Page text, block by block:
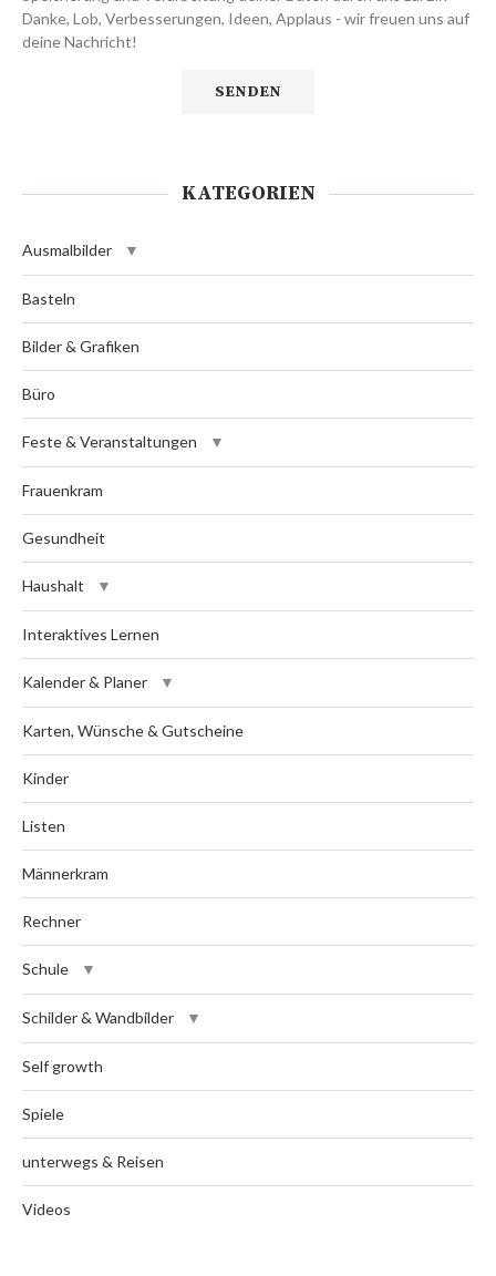
Danke, Lob, Verbesserungen, Ideen, Applaus - wir freuen uns auf
deine Nachricht!
KATEGORIEN
Ausmalbilder
Basteln
Bilder & Grafiken
Büro
Feste & Veranstaltungen
Frauenkram
Gesundheit
Haushalt
Interaktives Lernen
Kalender & Planer
Karten, Wünsche & Gutscheine
Kinder
Listen
Männerkram
Rechner
Schule
Schilder & Wandbilder
Self growth
Spiele
unterwegs & Reisen
Videos